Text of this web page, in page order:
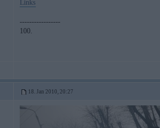
Links
-----------------
100.
18. Jan 2010, 20:27